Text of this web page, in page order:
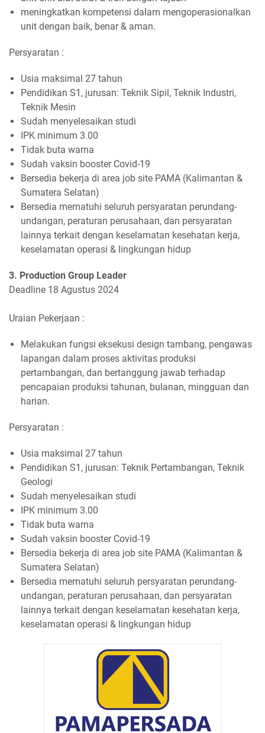
meningkatkan kompetensi dalam mengoperasionalkan
unit dengan baik, benar & aman.
Persyaratan :
Usia maksimal 27 tahun
Pendidikan S1, jurusan: Teknik Sipil, Teknik Industri,
Teknik Mesin
Sudah menyelesaikan studi
IPK minimum 3.00
Tidak buta warna
Sudah vaksin booster Covid-19
Bersedia bekerja di area job site PAMA (Kalimantan &
Sumatera Selatan)
Bersedia mematuhi seluruh persyaratan perundang-
undangan, peraturan perusahaan, dan persyaratan
lainnya terkait dengan keselamatan kesehatan kerja,
keselamatan operasi & lingkungan hidup
3. Production Group Leader
Deadline 18 Agustus 2024
Uraian Pekerjaan :
Melakukan fungsi eksekusi design tambang, pengawas
lapangan dalam proses aktivitas produksi
pertambangan, dan bertanggung jawab terhadap
pencapaian produksi tahunan, bulanan, mingguan dan
harian.
Persyaratan :
Usia maksimal 27 tahun
Pendidikan S1, jurusan: Teknik Pertambangan, Teknik
Geologi
Sudah menyelesaikan studi
IPK minimum 3.00
Tidak buta warna
Sudah vaksin booster Covid-19
Bersedia bekerja di area job site PAMA (Kalimantan &
Sumatera Selatan)
Bersedia mematuhi seluruh persyaratan perundang-
undangan, peraturan perusahaan, dan persyaratan
lainnya terkait dengan keselamatan kesehatan kerja,
keselamatan operasi & lingkungan hidup